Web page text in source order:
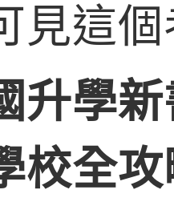
見這
升學
校全